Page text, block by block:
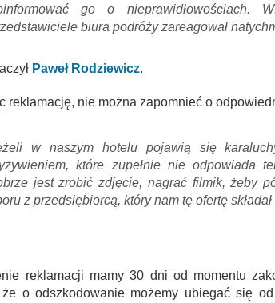
go o
biura podróży zareagował
Paweł Rodziewicz.
reklamację, nie można zapomnieć o
w naszym hotelu pojawią się
które zupełnie nie odpowiada
jest zrobić zdjęcie, nagrać filmik, żeby
z przedsiębiorcą, który nam tę ofertę składał
reklamacji mamy 30 dni od momentu
że o odszkodowanie możemy ubiegać się